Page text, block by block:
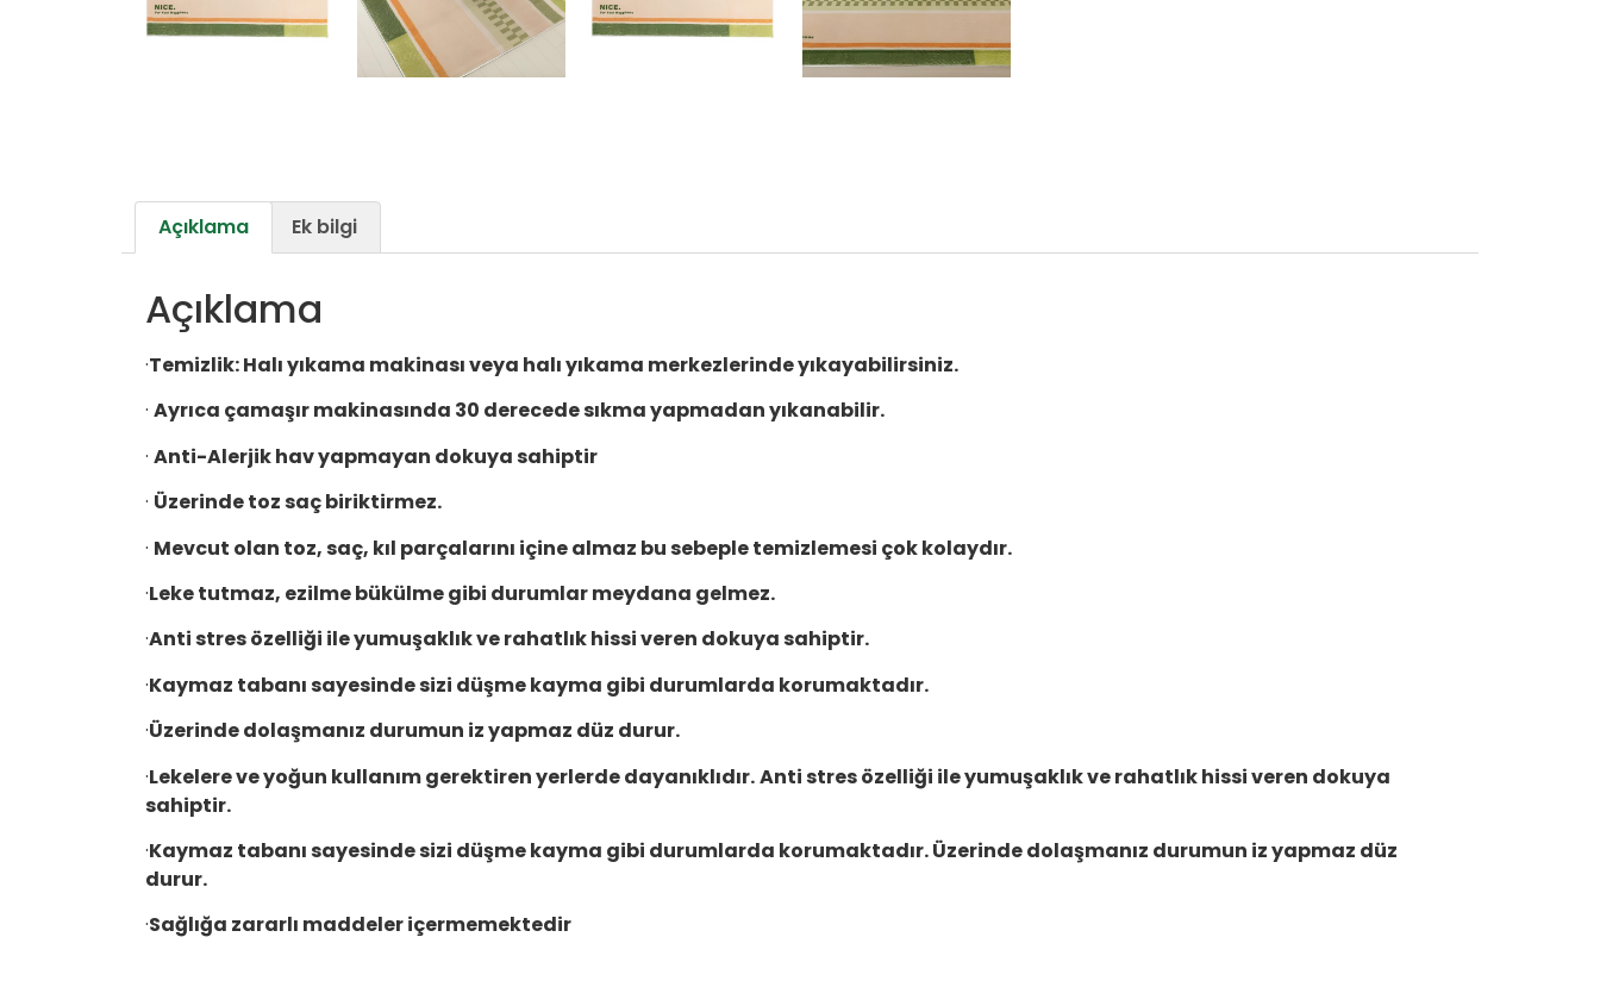
Açıklama Ek bilgi
Açıklama
·Temizlik:Halı yıkama makinası veya halı yıkama merkezlerinde yıkayabilirsiniz.
· Ayrıca çamaşır makinasında 30 derecede sıkma yapmadan yıkanabilir.
· Anti-Alerjik hav yapmayan dokuya sahiptir
· Üzerinde toz saç biriktirmez.
· Mevcut olan toz, saç, kıl parçalarını içine almaz bu sebeple temizlemesi çok kolaydır.
·Leke tutmaz, ezilme bükülme gibi durumlar meydana gelmez.
·Anti stres özelliği ile yumuşaklık ve rahatlık hissi veren dokuya sahiptir.
·Kaymaz tabanı sayesinde sizi düşme kayma gibi durumlarda korumaktadır.
·Üzerinde dolaşmanız durumun iz yapmaz düz durur.
·Lekelere ve yoğun kullanım gerektiren yerlerde dayanıklıdır.Anti stres özelliği ile yumuşaklık ve rahatlık hissi veren dokuya
sahiptir.
·Kaymaz tabanı sayesinde sizi düşme kayma gibi durumlarda korumaktadır. Üzerinde dolaşmanız durumun iz yapmaz düz
durur.
·Sağlığa zararlı maddeler içermemektedir